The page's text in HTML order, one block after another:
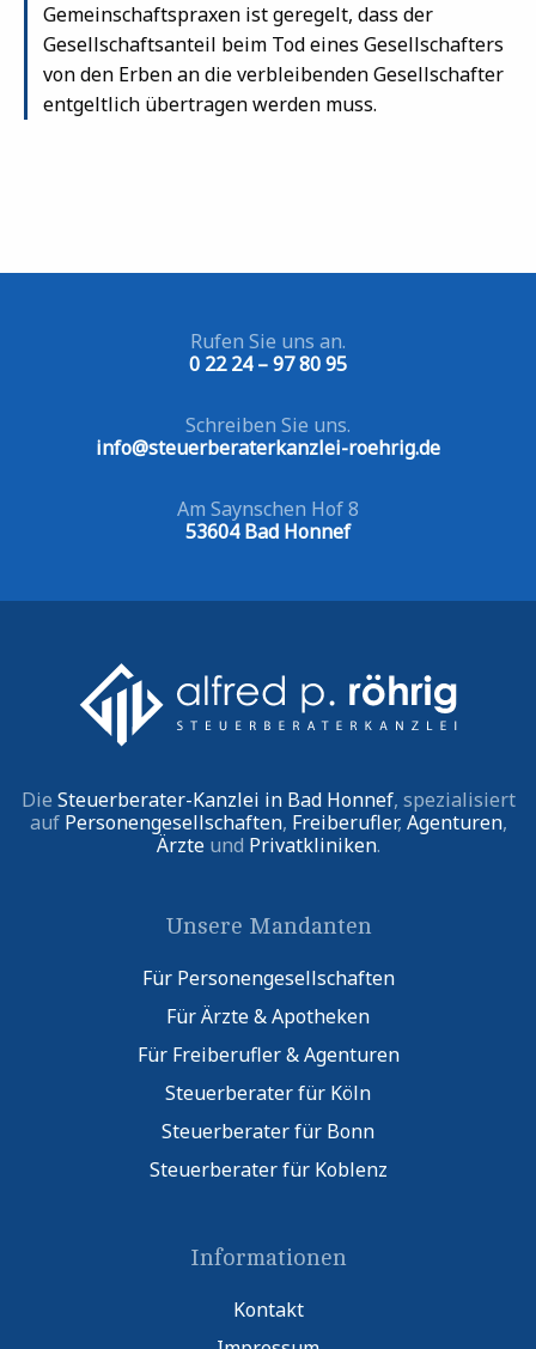
Gemeinschaftspraxen ist geregelt, dass der
Gesellschaftsanteil beim Tod eines Gesellschafters
von den Erben an die verbleibenden Gesellschafter
entgeltlich übertragen werden muss.
Rufen Sie uns an.
0 22 24 – 97 80 95
Schreiben Sie uns.
info@steuerberaterkanzlei-roehrig.de
Am Saynschen Hof 8
53604 Bad Honnef
Die Steuerberater-Kanzlei in Bad Honnef, spezialisiert
auf Personengesellschaften, Freiberufler, Agenturen,
Ärzteund Privatkliniken.
Unsere Mandanten
Für Personengesellschaften
Für Ärzte & Apotheken
Für Freiberufler & Agenturen
Steuerberater für Köln
Steuerberater für Bonn
Steuerberater für Koblenz
Informationen
Kontakt